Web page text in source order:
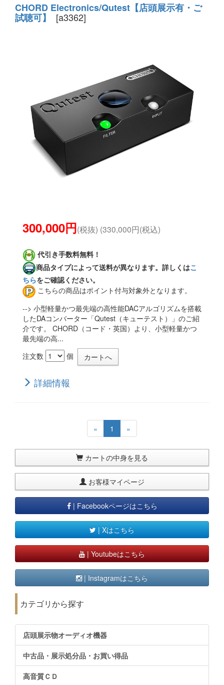
CHORD Electronics/Qutest【店頭展示有・ご
試聴可】 [a3362]
300,000円(税抜) (330,000円(税込)
代引き手数料無料！
商品タイプによって送料が異なります。詳しくはこ
ちらをご確認ください。
こちらの商品はポイント付与対象外となります。
--> 小型軽量かつ最先端の高性能DACアルゴリズムを搭載
したDAコンバーター「Qutest（キューテスト）」のご紹
介です。 CHORD（コード・英国）より、小型軽量かつ
最先端の高...
注文数
個
詳細情報
« 1 (current)
»
カートの中身を見る
お客様マイページ
| Facebookページはこちら
| Xはこちら
| Youtubeはこちら
| Instagramはこちら
カテゴリから探す
店頭展示物オーディオ機器
中古品・展示処分品・お買い得品
高音質ＣＤ